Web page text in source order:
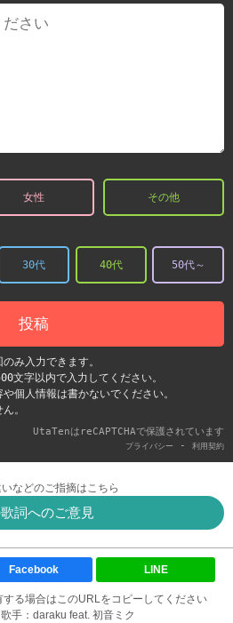
女性 その他
30代 40代 50代～
投稿
み入力できます。
文字以内で入力してください。
個人情報は書かないでください。
。
UtaTenはreCAPTCHAで保護されています
プライバシー - 利用契約
などのご指摘はこちら
詞へのご意見
Facebook LINE
る場合はこのURLをコピーしてください
手：daraku feat. 初音ミク